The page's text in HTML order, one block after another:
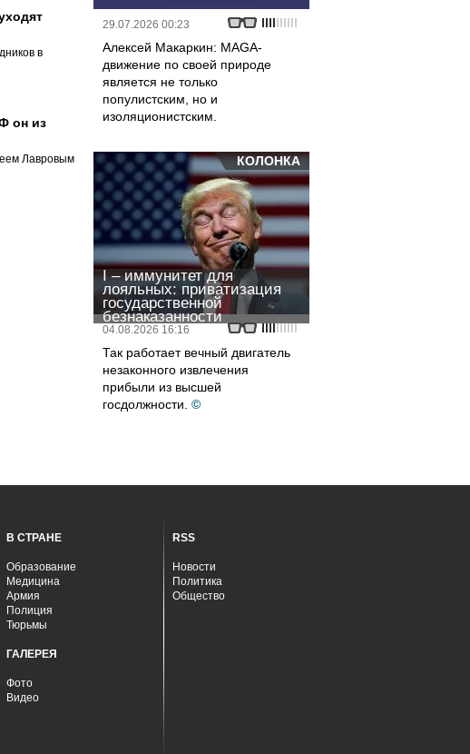
в
он из
Лавровым
29.07.2026 00:23
Алексей Макаркин: MAGA-
движение по своей природе
является не только
популистским, но и
изоляционистским.
КОЛОНКА
I – иммунитет для
лояльных: приватизация
государственной
безнаказанности
04.08.2026 16:16
Так работает вечный двигатель
незаконного извлечения
прибыли из высшей
госдолжности. ©
В СТРАНЕ
Образование
Медицина
Армия
Полиция
Тюрьмы
ГАЛЕРЕЯ
Фото
Видео
RSS
Новости
Политика
Общество